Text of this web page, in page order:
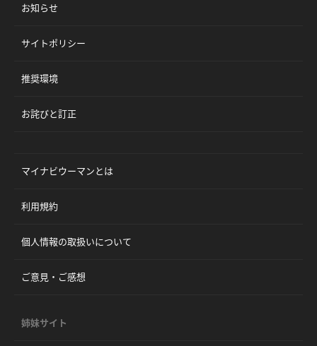
お知らせ
サイトポリシー
推奨環境
お詫びと訂正
マイナビウーマンとは
利用規約
個人情報の取扱いについて
ご意見・ご感想
姉妹サイト